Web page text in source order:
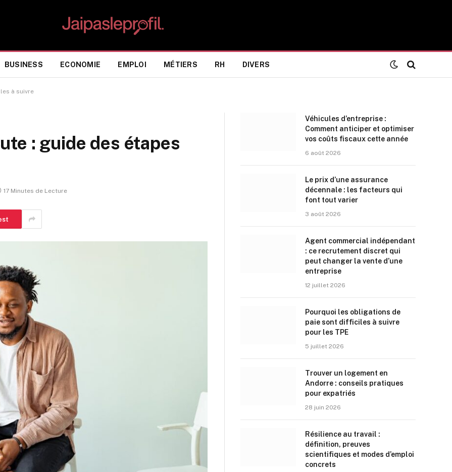
BUSINESS ECONOMIE EMPLOI MÉTIERS RH DIVERS
à suivre
: guide des étapes
17 Minutes de Lecture
Véhicules d’entreprise :
Comment anticiper et optimiser
vos coûts fiscaux cette année
6 août 2026
Le prix d’une assurance
décennale : les facteurs qui
font tout varier
3 août 2026
Agent commercial indépendant
: ce recrutement discret qui
peut changer la vente d’une
entreprise
12 juillet 2026
Pourquoi les obligations de
paie sont difficiles à suivre
pour les TPE
5 juillet 2026
Trouver un logement en
Andorre : conseils pratiques
pour expatriés
28 juin 2026
Résilience au travail :
définition, preuves
scientifiques et modes d’emploi
concrets